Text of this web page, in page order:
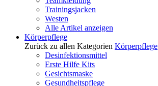
Trainingsjacken
Westen
Alle Artikel anzeigen
Körperpflege
Zurück zu allen Kategorien Körperpflege
Desinfektionsmittel
Erste Hilfe Kits
Gesichtsmaske
Gesundheitspflege